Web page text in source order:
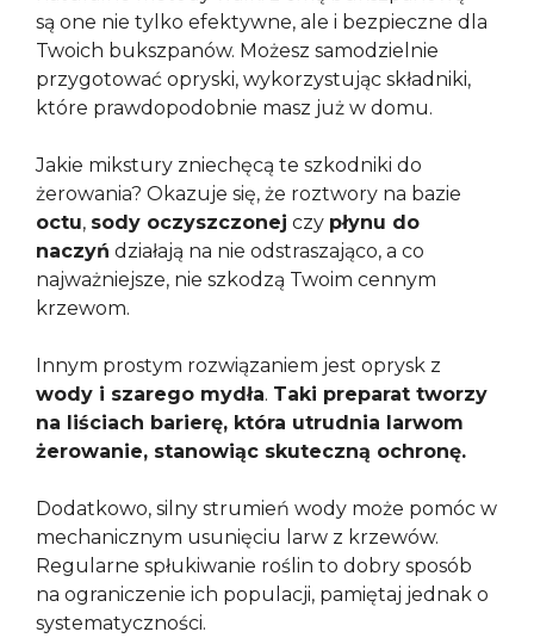
są one nie tylko efektywne, ale i bezpieczne dla
Twoich bukszpanów. Możesz samodzielnie
przygotować opryski, wykorzystując składniki,
które prawdopodobnie masz już w domu.
Jakie mikstury zniechęcą te szkodniki do
żerowania? Okazuje się, że roztwory na bazie
octu, sody oczyszczonej czy płynu do
naczyń działają na nie odstraszająco, a co
najważniejsze, nie szkodzą Twoim cennym
krzewom.
Innym prostym rozwiązaniem jest oprysk z
wody i szarego mydła. Taki preparat tworzy
na liściach barierę, która utrudnia larwom
żerowanie, stanowiąc skuteczną ochronę.
Dodatkowo, silny strumień wody może pomóc w
mechanicznym usunięciu larw z krzewów.
Regularne spłukiwanie roślin to dobry sposób
na ograniczenie ich populacji, pamiętaj jednak o
systematyczności.